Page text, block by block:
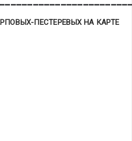
ПЕСТЕРЕВЫХ НА КАРТЕ